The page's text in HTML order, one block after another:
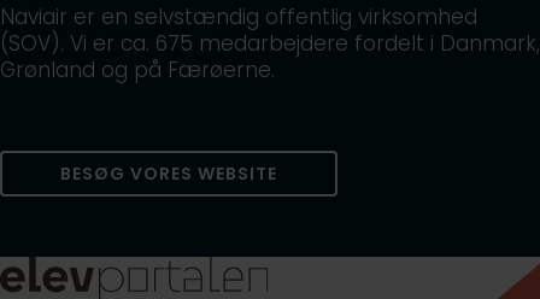
Naviair er en selvstændig offentlig virksomhed
(SOV). Vi er ca. 675 medarbejdere fordelt i Danmark,
Grønland og på Færøerne.
BESØG VORES WEBSITE